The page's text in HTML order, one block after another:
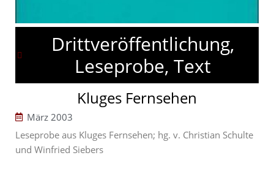
Drittveröffentlichung,
Leseprobe, Text
Kluges Fernsehen
März 2003
Leseprobe aus Kluges Fernsehen; hg. v. Christian Schulte
und Winfried Siebers